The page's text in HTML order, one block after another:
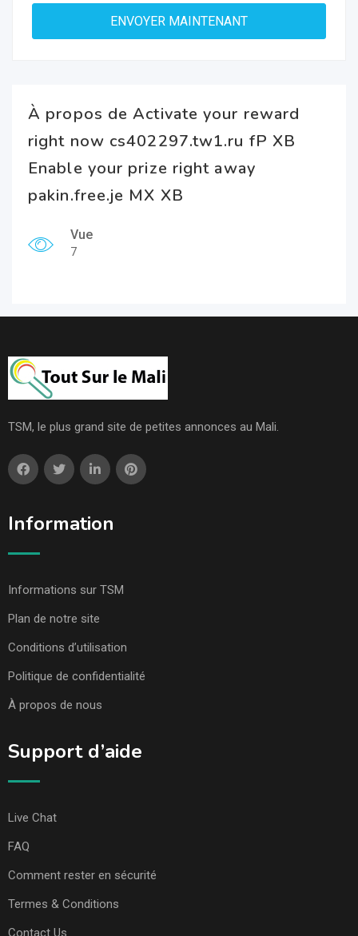
À propos de Activate your reward
right now cs402297.tw1.ru fP XB
Enable your prize right away
pakin.free.je MX XB
Vue
7
TSM, le plus grand site de petites annonces au Mali.
Information
Informations sur TSM
Plan de notre site
Conditions d’utilisation
Politique de confidentialité
À propos de nous
Support d’aide
Live Chat
FAQ
Comment rester en sécurité
Termes & Conditions
Contact Us